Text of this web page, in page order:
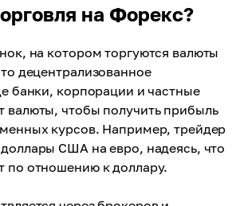
на Форекс?
на котором торгуются валюты
децентрализованное
банки, корпорации и частные
валюты, чтобы получить прибыль
курсов. Например, трейдер
США на евро, надеясь, что
по отношению к доллару.